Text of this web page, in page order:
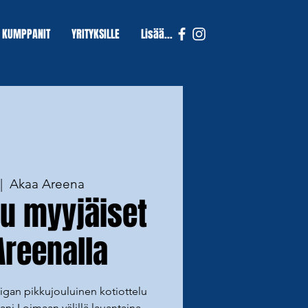
KUMPPANIT YRITYKSILLE Lisää...
Akaa Areena
myyjäiset
pikkujouluinen kotiottelu